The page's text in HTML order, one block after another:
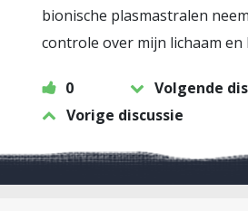
bionische plasmastralen
controle over mijn lichaam
0
Volgende
Vorige discussie